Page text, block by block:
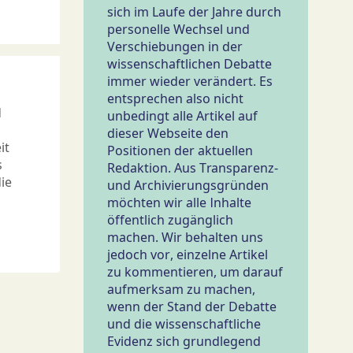
sich im Laufe der Jahre durch
personelle Wechsel und
Verschiebungen in der
wissenschaftlichen Debatte
immer wieder verändert. Es
entsprechen also nicht
unbedingt alle Artikel auf
dieser Webseite den
Positionen der aktuellen
Redaktion. Aus Transparenz-
und Archivierungsgründen
möchten wir alle Inhalte
öffentlich zugänglich
machen. Wir behalten uns
jedoch vor, einzelne Artikel
zu kommentieren, um darauf
aufmerksam zu machen,
wenn der Stand der Debatte
und die wissenschaftliche
Evidenz sich grundlegend